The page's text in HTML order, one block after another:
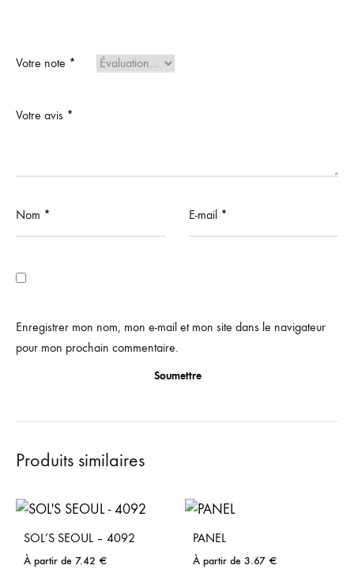
Votre note *
Votre avis *
Nom * E-mail *
Enregistrer mon nom, mon e-mail et mon site dans le navigateur
pour mon prochain commentaire.
Produits similaires
SOL’S SEOUL – 4092
À partir de 7.42 €
PANEL
À partir de 3.67 €